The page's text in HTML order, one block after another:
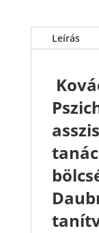
Leírás